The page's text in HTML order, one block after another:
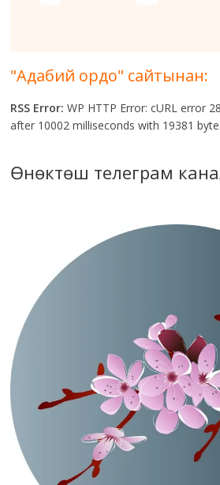
"Адабий ордо" сайтынан:
RSS Error: WP HTTP Error: cURL error
after 10002 milliseconds with 19381
Өнөктөш телеграм